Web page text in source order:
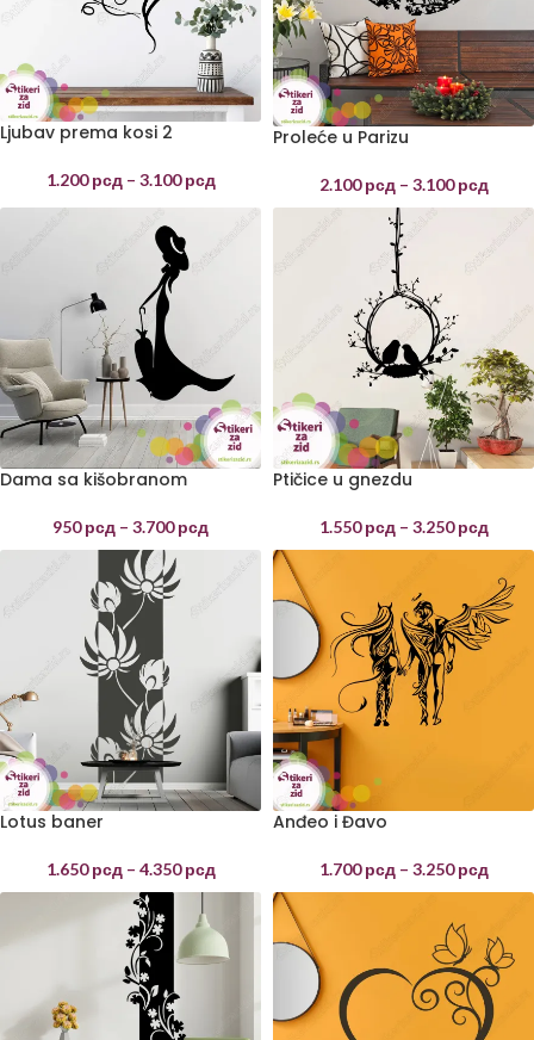
Ljubav prema kosi 2
1.200рсд – 3.100рсд
Proleće u Parizu
2.100рсд – 3.100рсд
Dama sa kišobranom
950рсд – 3.700рсд
Ptičice u gnezdu
1.550рсд – 3.250рсд
Lotus baner
1.650рсд – 4.350рсд
Anđeo i Đavo
1.700рсд – 3.250рсд